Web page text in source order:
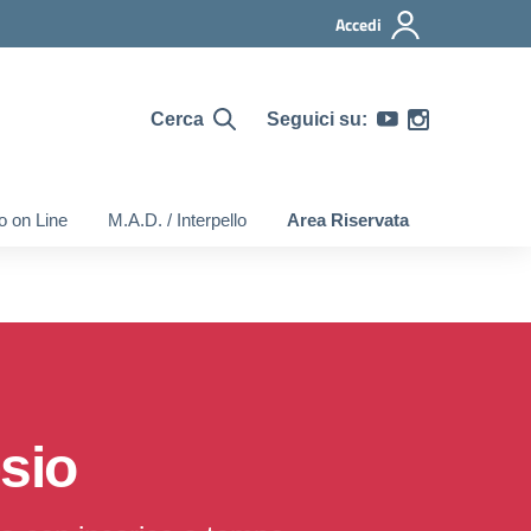
Accedi
Cerca Seguici su:
on Line M.A.D. / Interpello Area Riservata